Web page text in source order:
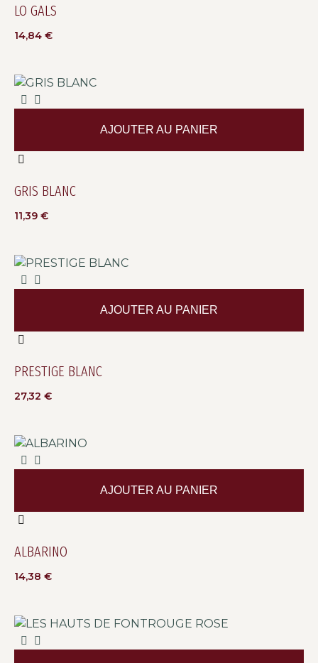
LO GALS
14,84 €
GRIS BLANC
11,39 €
AJOUTER AU PANIER
PRESTIGE BLANC
27,32 €
AJOUTER AU PANIER
ALBARINO
14,38 €
AJOUTER AU PANIER